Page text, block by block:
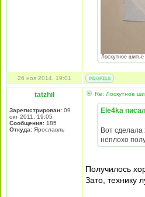
Лоскутное
26 ноя 2014, 19:01
tatzhil
Зарегистрирован: 09
окт 2011, 19:05
Сообщения: 185
Откуда: Ярославль
Re: Лоскутное
Ele4ka
Вот
неплохо
Получилось
Зато, технику